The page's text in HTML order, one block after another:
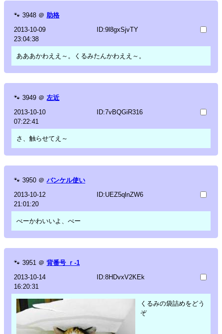
🐾 3948 ＠ 助格
2013-10-09
23:04:38
ID:9l8gxSjvTY
あああかわええ～。くるみたんかわええ～。
🐾 3949 ＠ 左近
2013-10-10
07:22:41
ID:7vBQGiR316
さ、触らせてえ～
🐾 3950 ＠ バンケル使い
2013-10-12
21:01:20
ID:UEZ5qlnZW6
べーかわいいよ、べー
🐾 3951 ＠ 背番号 ｒ-1
2013-10-14
16:20:31
ID:8HDvxV2KEk
くるみの袋詰めをどう
ぞ